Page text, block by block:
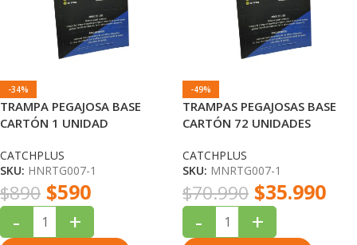
-34%
TRAMPA PEGAJOSA BASE
CARTÓN 1 UNIDAD
CATCHPLUS
SKU: HNRTG007-1
$890 $590
- +
-49%
TRAMPAS PEGAJOSAS BASE
CARTÓN 72 UNIDADES
CATCHPLUS
SKU: MNRTG007-1
$70.990 $35.990
- +